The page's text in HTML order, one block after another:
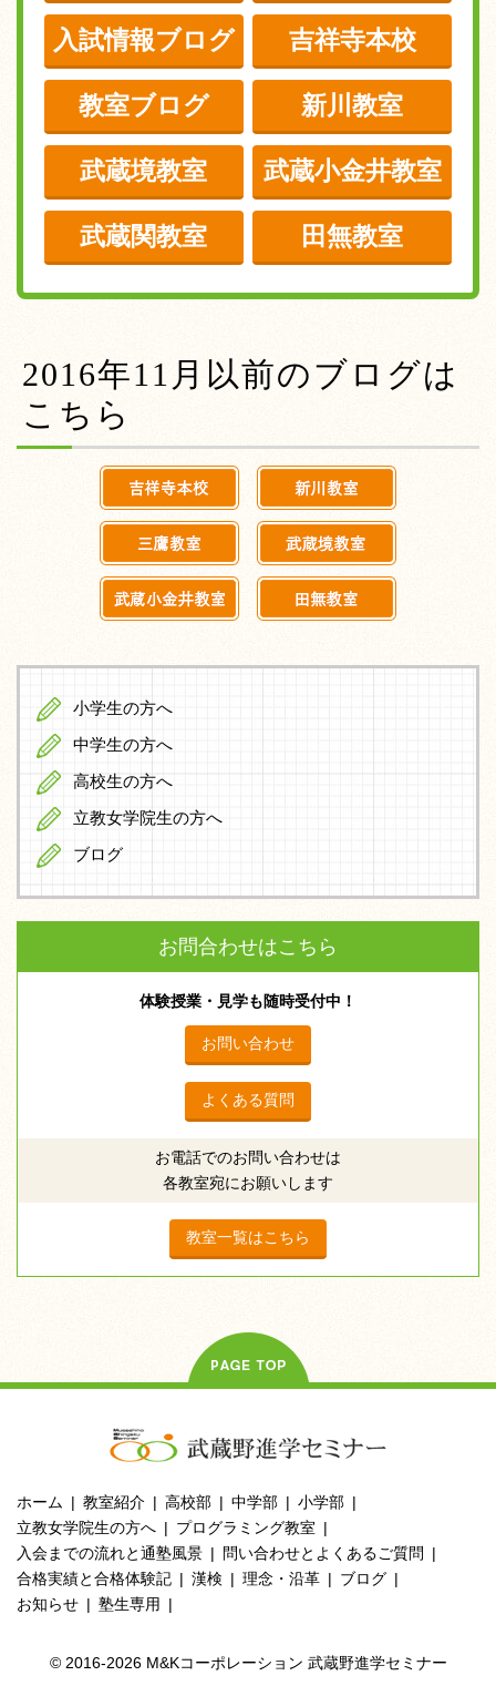
入試情報ブログ 吉祥寺本校
教室ブログ 新川教室
武蔵境教室 武蔵小金井教室
武蔵関教室 田無教室
2016年11月以前のブログは
こちら
小学生の方へ
中学生の方へ
高校生の方へ
立教女学院生の方へ
ブログ
お問合わせはこちら
体験授業・見学も随時受付中！
お問い合わせ
よくある質問
お電話でのお問い合わせは
各教室宛にお願いします
教室一覧はこちら
ホーム 教室紹介 高校部 中学部
小学部
立教女学院生の方へ
プログラミング教室
入会までの流れと通塾風景
問い合わせとよくあるご質問
合格実績と合格体験記
漢検 理念・沿革
ブログ
お知らせ
塾生専用
© 2016-2026 M&Kコーポレーション 武蔵野進学セミナー